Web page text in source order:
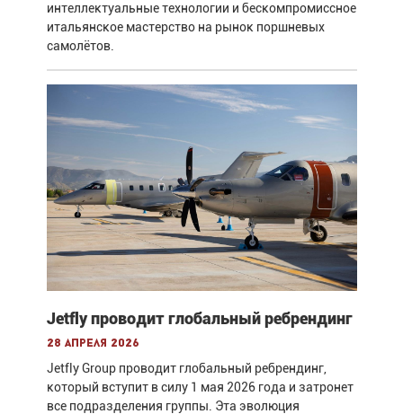
интеллектуальные технологии и бескомпромиссное
итальянское мастерство на рынок поршневых
самолётов.
Jetfly проводит глобальный ребрендинг
28 апреля 2026
Jetfly Group проводит глобальный ребрендинг,
который вступит в силу 1 мая 2026 года и затронет
все подразделения группы. Эта эволюция